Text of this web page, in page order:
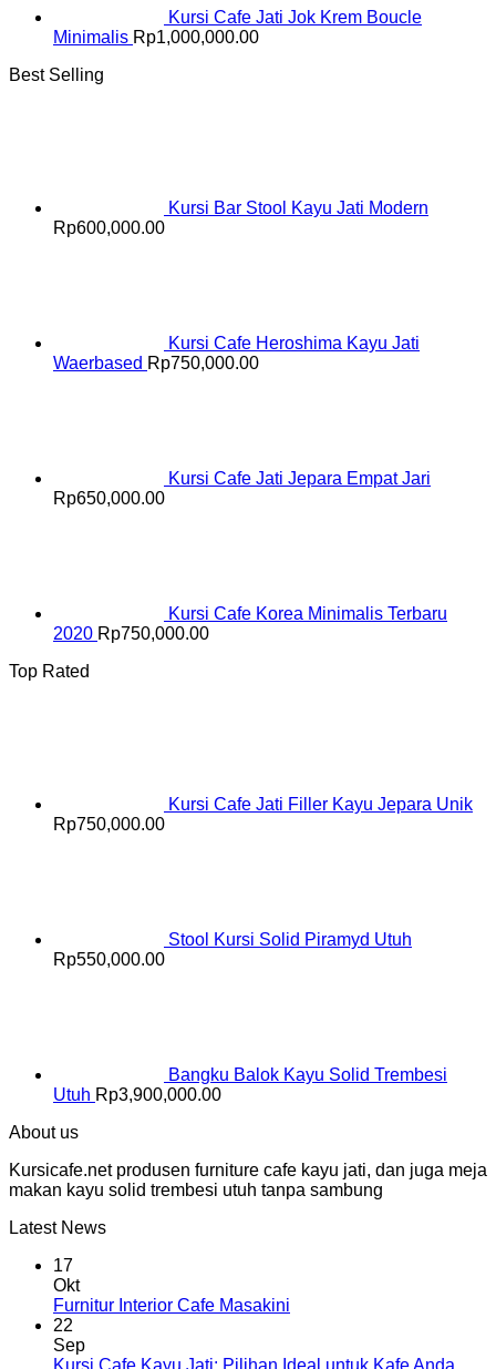
Kursi Cafe Jati Jok Krem Boucle
Minimalis Rp1,000,000.00
Best Selling
Kursi Bar Stool Kayu Jati Modern
Rp600,000.00
Kursi Cafe Heroshima Kayu Jati
Waerbased Rp750,000.00
Kursi Cafe Jati Jepara Empat Jari
Rp650,000.00
Kursi Cafe Korea Minimalis Terbaru
2020 Rp750,000.00
Top Rated
Kursi Cafe Jati Filler Kayu Jepara Unik
Rp750,000.00
Stool Kursi Solid Piramyd Utuh
Rp550,000.00
Bangku Balok Kayu Solid Trembesi
Utuh Rp3,900,000.00
About us
Kursicafe.net produsen furniture cafe kayu jati, dan juga meja
makan kayu solid trembesi utuh tanpa sambung
Latest News
17
Okt
Furnitur Interior Cafe Masakini
22
Sep